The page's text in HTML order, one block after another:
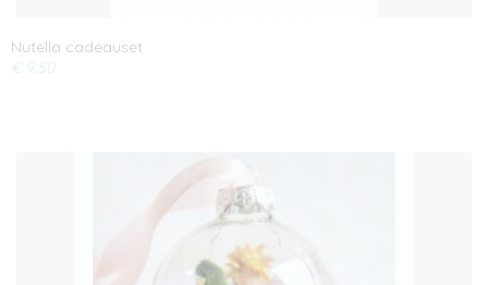
Nutella cadeauset
€ 9,50